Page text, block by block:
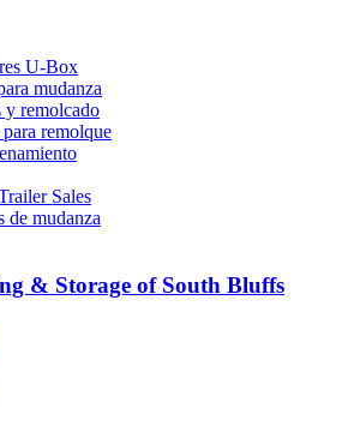
U-Box
mudanza
y remolcado
remolque
Sales
de mudanza
& Storage of South Bluffs